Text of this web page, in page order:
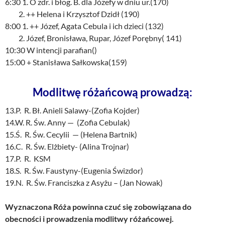
2. ++ Helena i Krzysztof Dzidł (190)
8:00 1. ++ Józef, Agata Cebula i ich dzieci (132)
2. Józef, Bronisława, Rupar, Józef Porębny( 141)
10:30 W intencji parafian()
15:00 + Stanisława Sałkowska(159)
Modlitwę różańcową prowadzą:
13.P. R. Bł. Anieli Salawy-(Zofia Kojder)
14.W. R. Św. Anny — (Zofia Cebulak)
15.Ś. R. Św. Cecylii — (Helena Bartnik)
16.C. R. Św. Elżbiety- (Alina Trojnar)
17.P. R. KSM
18.S. R. Św. Faustyny-(Eugenia Świzdor)
19.N. R. Św. Franciszka z Asyżu – (Jan Nowak)
Wyznaczona Róża powinna czuć się zobowiązana do
obecności i prowadzenia modlitwy różańcowej.